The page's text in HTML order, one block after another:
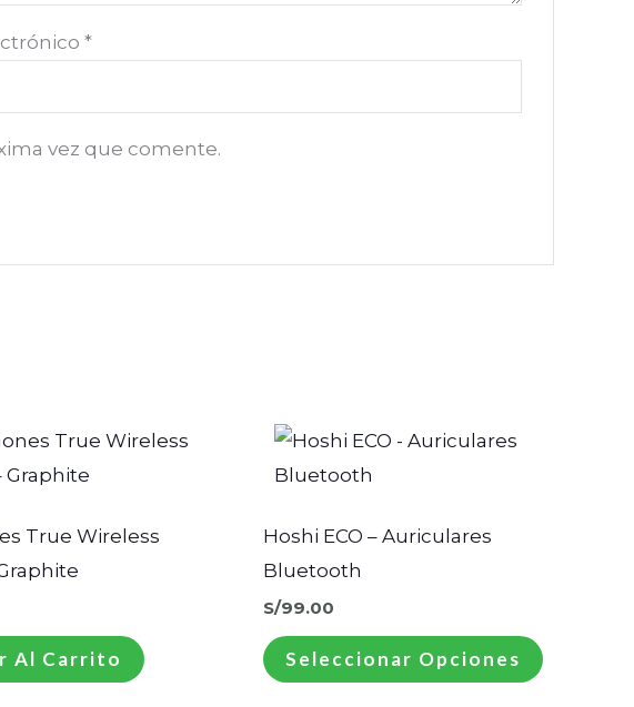
*
vez que comente.
True Wireless
Al Carrito
Hoshi ECO – Auriculares
Bluetooth
S/99.00
Seleccionar Opciones
se